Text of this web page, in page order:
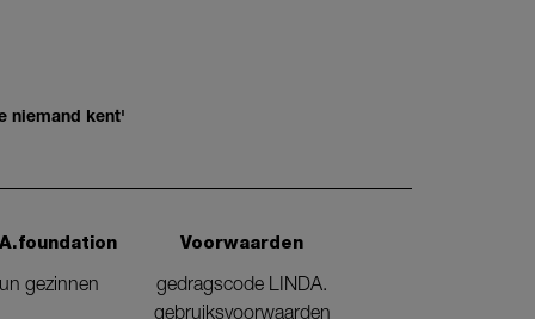
niemand kent'
gezinnen
Voorwaarden
gedragscode LINDA.
gebruiksvoorwaarden